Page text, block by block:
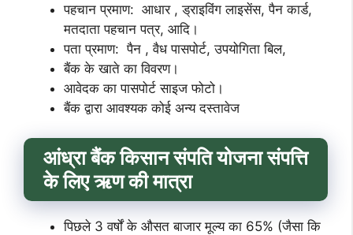
पहचान प्रमाण: आधार , ड्राइविंग लाइसेंस, पैन कार्ड,
मतदाता पहचान पत्र, आदि।
पता प्रमाण: पैन , वैध पासपोर्ट, उपयोगिता बिल,
बैंक के खाते का विवरण।
आवेदक का पासपोर्ट साइज फोटो।
बैंक द्वारा आवश्यक कोई अन्य दस्तावेज
आंध्रा बैंक किसान संपति योजना संपत्ति
के लिएऋण की मात्रा
पिछले 3 वर्षों के औसत बाजार मूल्य का 65% (जैसा कि